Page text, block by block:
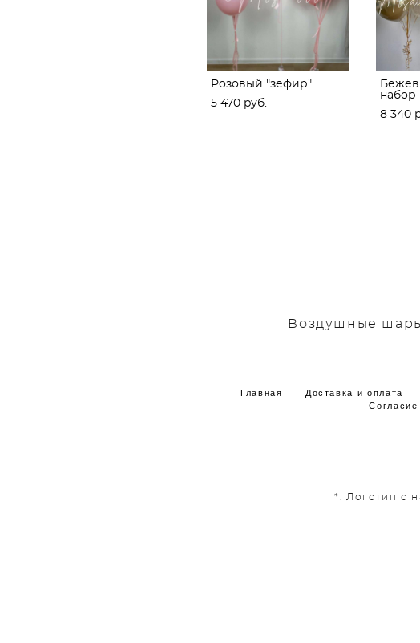
Розовый "зефир"
5 470 pуб.
набор
8 340
Воздушные
Главная Доставка и оплата
*. Логотип с